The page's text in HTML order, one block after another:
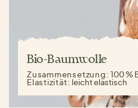
Bio-Baumwolle
Zusammensetzung:100 %
Elastizität: leicht elastisch